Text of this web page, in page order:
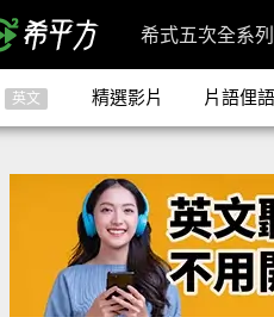
希式五次全系列
英文 精選影片 片語俚語